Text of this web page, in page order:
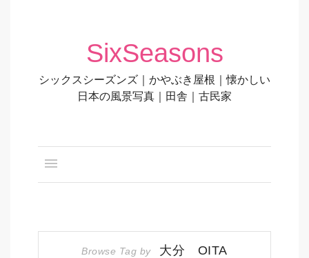
SixSeasons
シックスシーズンズ｜かやぶき屋根｜懐かしい
日本の風景写真｜田舎｜古民家
Browse Tag by 大分 OITA